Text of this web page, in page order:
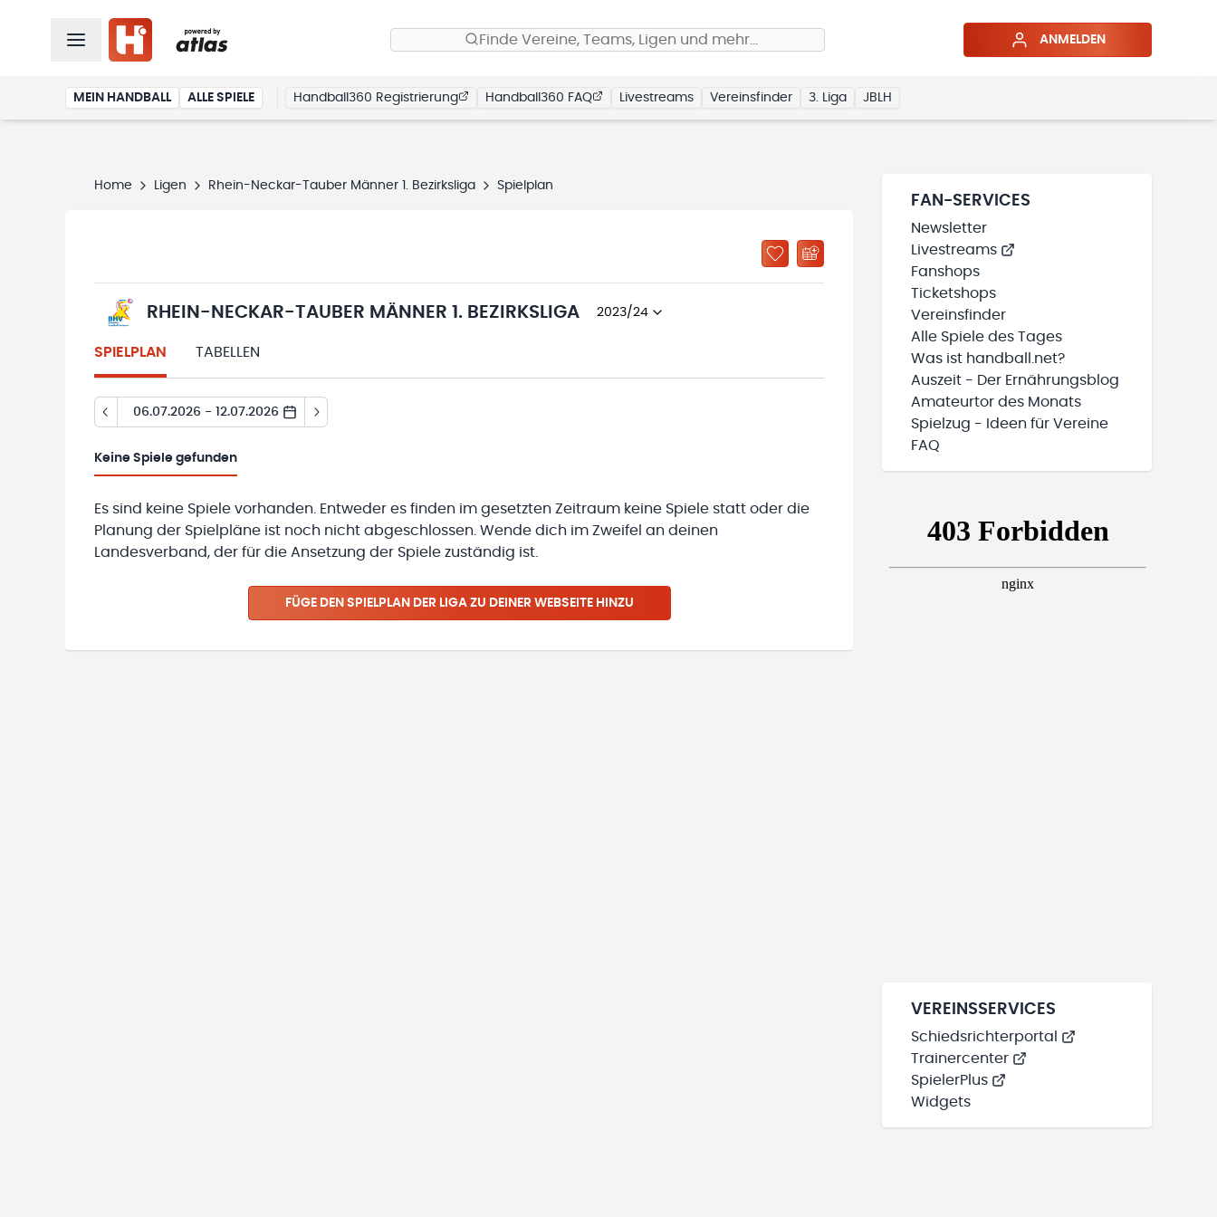
Finde Vereine, Teams, Ligen und mehr… ANMELDEN
MEIN HANDBALL ALLE SPIELE Handball360 Registrierung Handball360 FAQ Livestreams Vereinsfinder 3. Liga JBLH
Home Ligen Rhein-Neckar-Tauber Männer 1. Bezirksliga Spielplan
RHEIN-NECKAR-TAUBER MÄNNER 1. BEZIRKSLIGA 2023/24
SPIELPLAN TABELLEN
06.07.2026 - 12.07.2026
Keine Spiele gefunden
Es sind keine Spiele vorhanden. Entweder es finden im gesetzten Zeitraum keine Spiele statt oder die
Planung der Spielpläne ist noch nicht abgeschlossen. Wende dich im Zweifel an deinen
Landesverband, der für die Ansetzung der Spiele zuständig ist.
FÜGE DEN SPIELPLAN DER LIGA ZU DEINER WEBSEITE HINZU
FAN-SERVICES
Newsletter
Livestreams
Fanshops
Ticketshops
Vereinsfinder
Alle Spiele des Tages
Was ist handball.net?
Auszeit - Der Ernährungsblog
Amateurtor des Monats
Spielzug - Ideen für Vereine
FAQ
VEREINSSERVICES
Schiedsrichterportal
Trainercenter
SpielerPlus
Widgets